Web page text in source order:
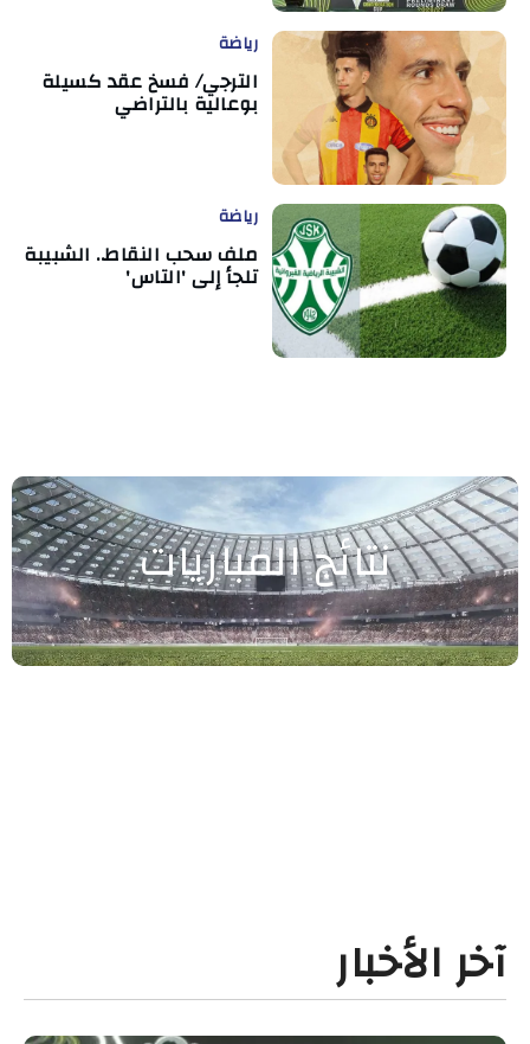
رياضة
الترجي/ فسخ عقد كسيلة
بوعالية بالتراضي
رياضة
ملف سحب النقاط.. الشبيبة
تلجأ إلى 'التاس'
نتائج المباريات
آخر الأخبار